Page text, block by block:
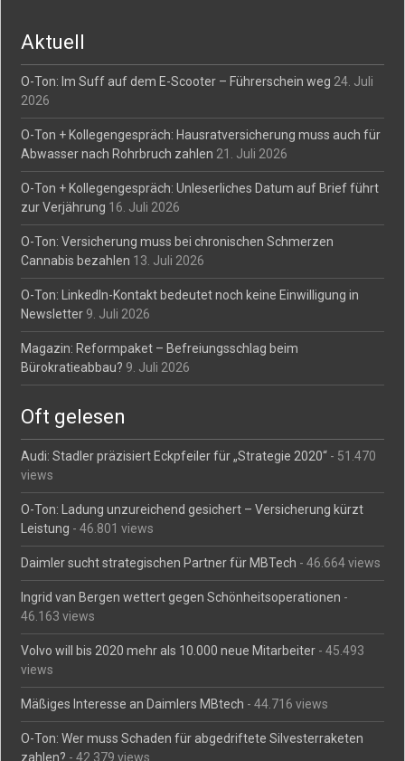
Aktuell
O-Ton: Im Suff auf dem E-Scooter – Führerschein weg 24. Juli
2026
O-Ton + Kollegengespräch: Hausratversicherung muss auch für
Abwasser nach Rohrbruch zahlen 21. Juli 2026
O-Ton + Kollegengespräch: Unleserliches Datum auf Brief führt
zur Verjährung 16. Juli 2026
O-Ton: Versicherung muss bei chronischen Schmerzen
Cannabis bezahlen 13. Juli 2026
O-Ton: LinkedIn-Kontakt bedeutet noch keine Einwilligung in
Newsletter 9. Juli 2026
Magazin: Reformpaket – Befreiungsschlag beim
Bürokratieabbau? 9. Juli 2026
Oft gelesen
Audi: Stadler präzisiert Eckpfeiler für „Strategie 2020“ - 51.470
views
O-Ton: Ladung unzureichend gesichert – Versicherung kürzt
Leistung - 46.801 views
Daimler sucht strategischen Partner für MBTech - 46.664 views
Ingrid van Bergen wettert gegen Schönheitsoperationen -
46.163 views
Volvo will bis 2020 mehr als 10.000 neue Mitarbeiter - 45.493
views
Mäßiges Interesse an Daimlers MBtech - 44.716 views
O-Ton: Wer muss Schaden für abgedriftete Silvesterraketen
zahlen? - 42.379 views